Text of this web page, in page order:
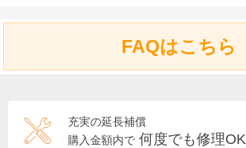
FAQはこちら
充実の延長補償
購入金額内で 何度でも修理OK